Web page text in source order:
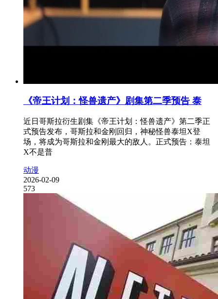
《帝王计划：怪兽遗产》剧集第二季预告 泰
近日哥斯拉衍生剧集《帝王计划：怪兽遗产》第二季正
式预告发布，哥斯拉和金刚回归，神秘怪兽泰坦X登
场，将成为哥斯拉和金刚最大的敌人。正式预告：泰坦
X不是普
动漫
2026-02-09
573